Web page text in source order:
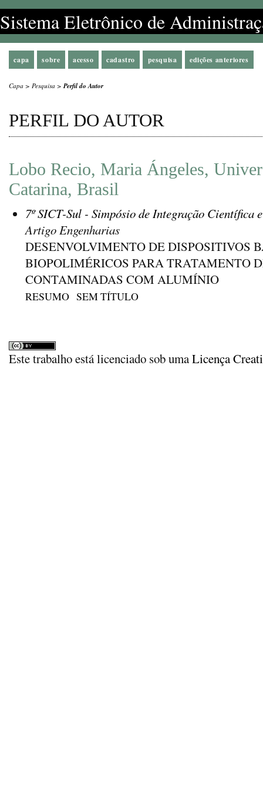
Sistema Eletrônico de
capa sobre acesso cadastro pesquisa edições anteriores
Capa > Pesquisa >Perfil do Autor
PERFIL DO AUTOR
Lobo Recio, Maria Ángeles,
Catarina, Brasil
7º SICT-Sul - Simpósio de Integração Científica
Artigo Engenharias
DESENVOLVIMENTO DE DISPOSITIVOS
BIOPOLIMÉRICOS PARA TRATAMENTO
CONTAMINADAS COM ALUMÍNIO
RESUMO SEM TÍTULO
Este trabalho está licenciado sob umaLicença